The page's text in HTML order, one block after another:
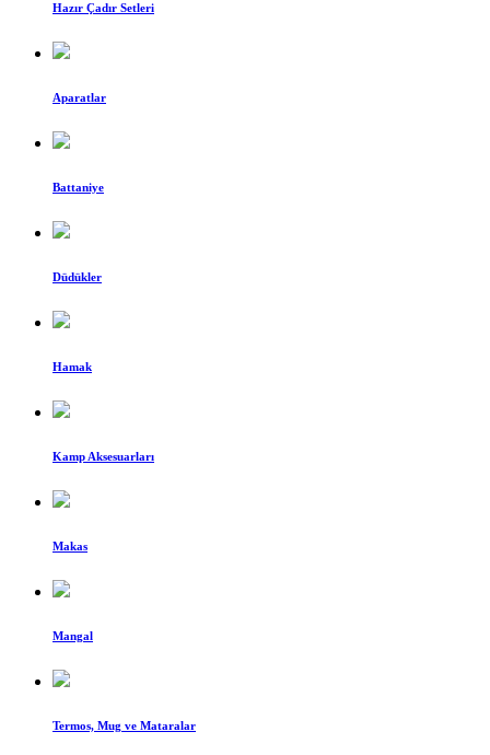
Hazır Çadır Setleri
Aparatlar
Battaniye
Düdükler
Hamak
Kamp Aksesuarları
Makas
Mangal
Termos, Mug ve Mataralar